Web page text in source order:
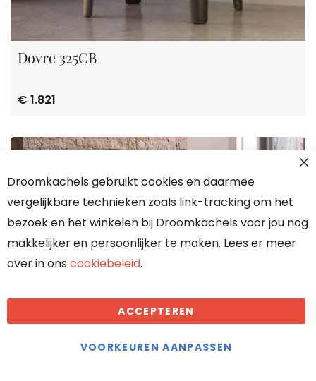
Dovre 325CB
€ 1.821
Droomkachels gebruikt cookies en daarmee
vergelijkbare technieken zoals link-tracking om het
bezoek en het winkelen bij Droomkachels voor jou nog
makkelijker en persoonlijker te maken. Lees er meer
over in ons cookiebeleid.
ACCEPTEREN
VOORKEUREN AANPASSEN